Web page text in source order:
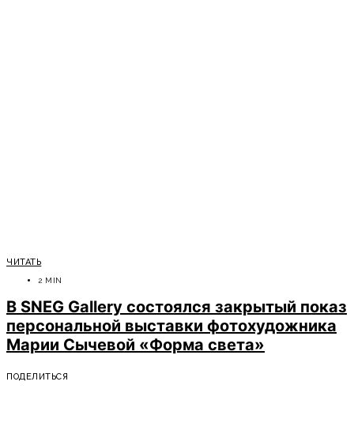
ЧИТАТЬ
2 MIN
В SNEG Gallery состоялся закрытый показ
персональной выставки фотохудожника
Марии Сычевой «Форма света»
ПОДЕЛИТЬСЯ